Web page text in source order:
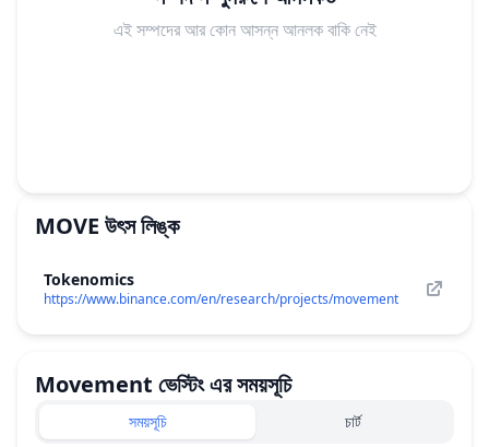
এই সম্পদের আর কোন আসন্ন আনলক বাকি নেই
MOVE উৎস লিঙ্ক
Tokenomics
https://www.binance.com/en/research/projects/movement
Movement ভেস্টিং এর সময়সূচি
সময়সূচি চার্ট